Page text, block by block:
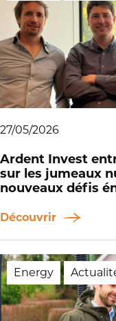
27/05/2026
Ardent Invest
sur les jumeaux
nouveaux défis
Découvrir
Energy